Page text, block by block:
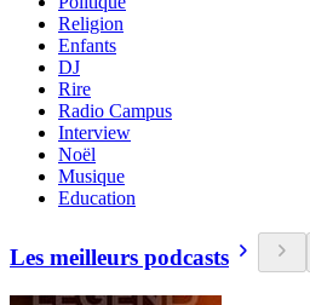
Religion
Enfants
DJ
Rire
Radio Campus
Interview
Noël
Musique
Education
Les meilleurs podcasts